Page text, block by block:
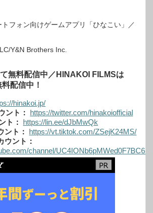
フォン向けゲームアプリ「ひなこい」／
Y&N Brothers Inc.
無料配信中／HINAKOI FILMSは
配信中！
hinakoi.jp/
ント：
https://twitter.com/hinakoiofficial
ト：
https://lin.ee/dJbMwQk
ント：
https://vt.tiktok.com/ZSejK24MS/
ウント：
channel/